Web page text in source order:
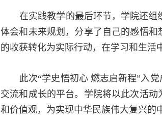
在实践教学的最后环节，学院还组
体会和未来规划，分享了自己的感悟
的收获转化为实际行动，在学习和生活
此次“学史悟初心 燃志启新程”入
交流和成长的平台。学院将以此次活
和价值观，为实现中华民族伟大复兴的